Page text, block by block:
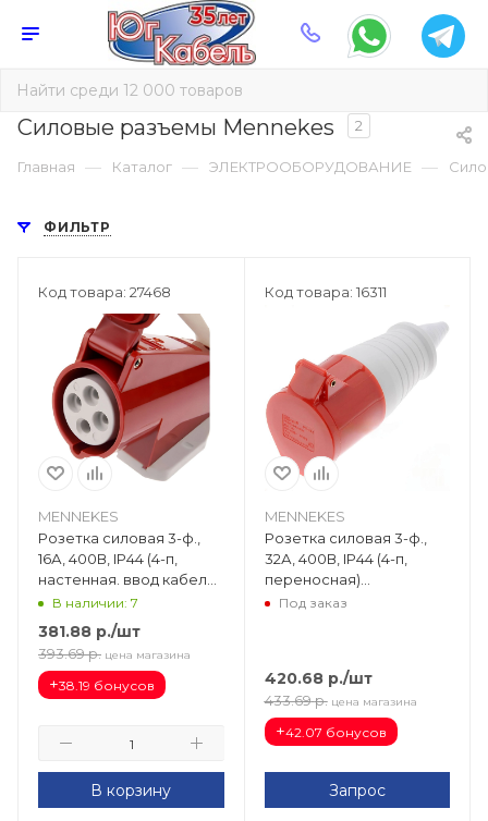
Силовые разъемы Mennekes 2
Главная — Каталог — ЭЛЕКТРООБОРУДОВАНИЕ —
ФИЛЬТР
Код товара: 27468
MENNEKES
Розетка силовая 3-ф.,
16А, 400В, IP44 (4-п,
настенная. ввод кабеля
сверху) ФИНАЛЬНАЯ
РАСПРОДАЖА 1268
В наличии: 7
381.88 р./шт
393.69 р. цена магазина
+38.19 бонусов
В корзину
Код товара: 16311
MENNEKES
Розетка силовая 3-ф.,
32А, 400В, IP44 (4-п,
переносная)
ФИНАЛЬНАЯ
Под заказ
420.68р./шт
433.69 р. цена магазина
+42.07 бонусов
Запрос